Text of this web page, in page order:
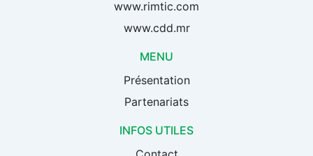
www.rimtic.com
www.cdd.mr
MENU
Présentation
Partenariats
INFOS UTILES